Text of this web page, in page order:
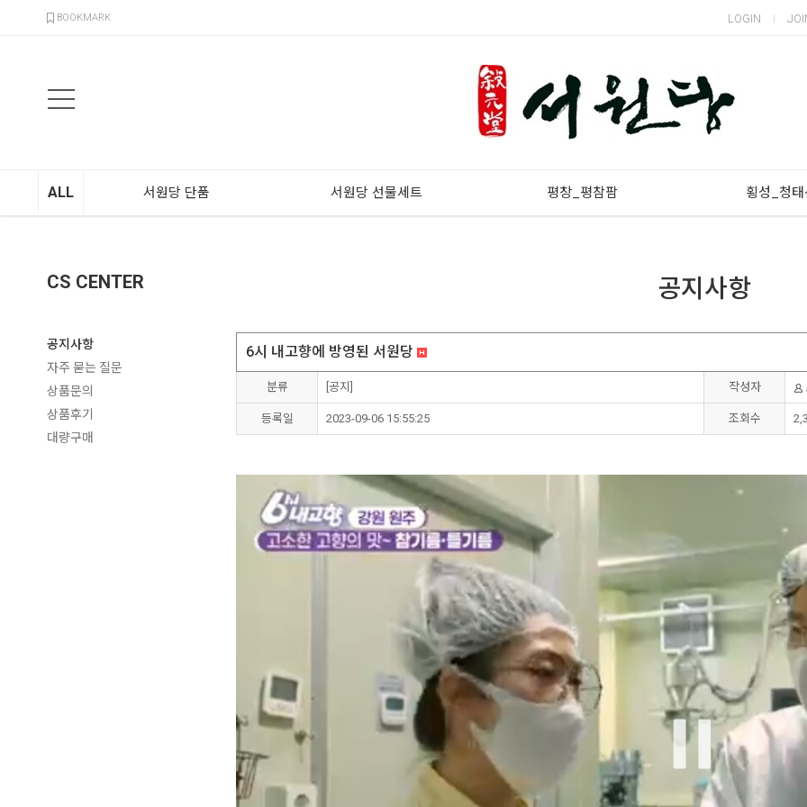
BOOKMARK LOGIN
ALL 서원당 단품 서원당 선물세트 평창_평참팜 횡성_청
CS CENTER
공지사항
자주 묻는 질문
상품문의
상품후기
대량구매
공지사항
6시 내고향에 방영된 서원당
분류 [공지] 작성자
등록일 2023-09-06 15:55:25 조회수